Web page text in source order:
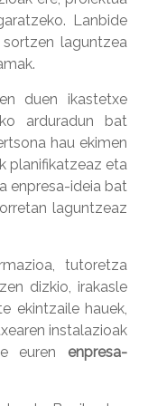
Lanbide
sortzen laguntzea
duen ikastetxe
arduradun bat
hau ekimen
planifikatzeaz eta
enpresa-ideia bat
laguntzeaz
tutoretza
dizkio, irakasle
ekintzaile hauek,
instalazioak
euren enpresa-